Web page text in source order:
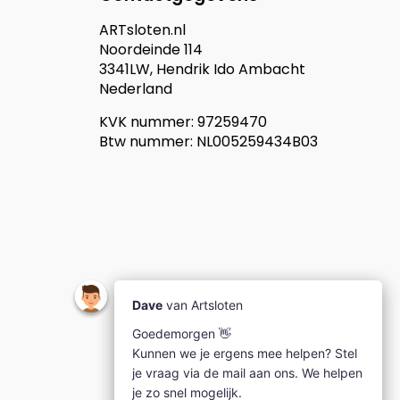
ARTsloten.nl
Noordeinde 114
3341LW, Hendrik Ido Ambacht
Nederland
KVK nummer: 97259470
Btw nummer: NL005259434B03